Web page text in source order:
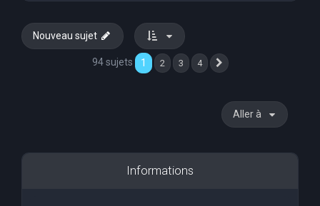
Nouveau sujet
94 sujets 1 2 3 4
Aller à
Informations